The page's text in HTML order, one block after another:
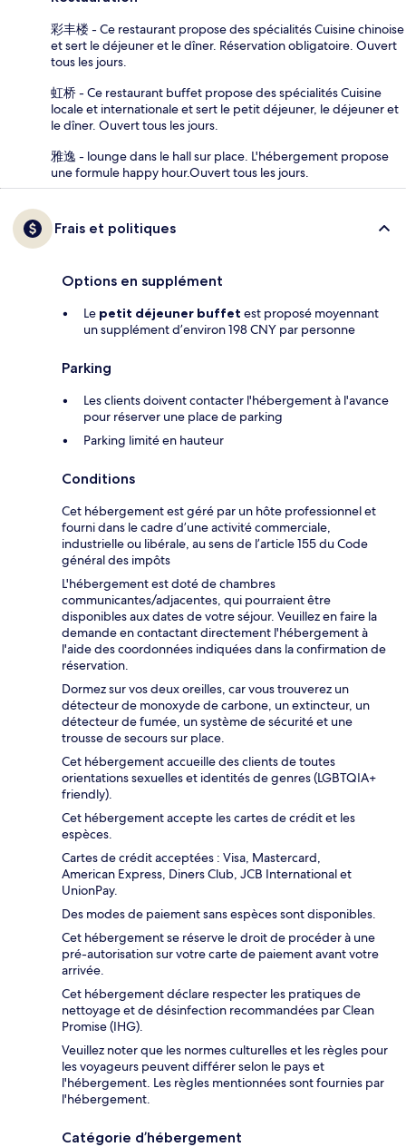
彩丰楼 - Ce restaurant propose des spécialités Cuisine chinoise
et sert le déjeuner et le dîner. Réservation obligatoire. Ouvert
tous les jours.
虹桥 - Ce restaurant buffet propose des spécialités Cuisine
locale et internationale et sert le petit déjeuner, le déjeuner et
le dîner. Ouvert tous les jours.
雅逸 - lounge dans le hall sur place. L'hébergement propose
une formule happy hour.Ouvert tous les jours.
Frais et politiques
Options en supplément
Le petit déjeuner buffet est proposé moyennant
un supplément d’environ 198 CNY par personne
Parking
Les clients doivent contacter l'hébergement à l'avance
pour réserver une place de parking
Parking limité en hauteur
Conditions
Cet hébergement est géré par un hôte professionnel et
fourni dans le cadre d’une activité commerciale,
industrielle ou libérale, au sens de l’article 155 du Code
général des impôts
L'hébergement est doté de chambres
communicantes/adjacentes, qui pourraient être
disponibles aux dates de votre séjour. Veuillez en faire la
demande en contactant directement l'hébergement à
l'aide des coordonnées indiquées dans la confirmation de
réservation.
Dormez sur vos deux oreilles, car vous trouverez un
détecteur de monoxyde de carbone, un extincteur, un
détecteur de fumée, un système de sécurité et une
trousse de secours sur place.
Cet hébergement accueille des clients de toutes
orientations sexuelles et identités de genres (LGBTQIA+
friendly).
Cet hébergement accepte les cartes de crédit et les
espèces.
Cartes de crédit acceptées : Visa, Mastercard,
American Express, Diners Club, JCB International et
UnionPay.
Des modes de paiement sans espèces sont disponibles.
Cet hébergement se réserve le droit de procéder à une
pré-autorisation sur votre carte de paiement avant votre
arrivée.
Cet hébergement déclare respecter les pratiques de
nettoyage et de désinfection recommandées par Clean
Promise (IHG).
Veuillez noter que les normes culturelles et les règles pour
les voyageurs peuvent différer selon le pays et
l'hébergement. Les règles mentionnées sont fournies par
l'hébergement.
Catégorie d’hébergement